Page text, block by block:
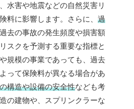
水害や地震などの自然災害リ
料に影響します。さらに、 過
去の事故の発生頻度や損害額
スクを予測する重要な指標と
規模の事業であっても、過去
って保険料が異なる場合があ
構造や設備の安全性なども考
の建物や、スプリンクラーな